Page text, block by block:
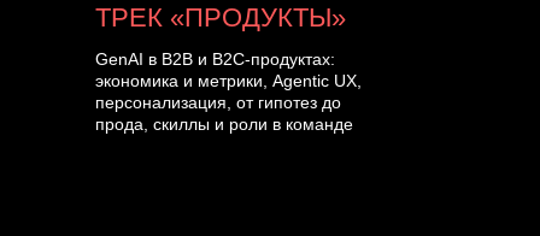
ТРЕК «ПРОДУКТЫ»
GenAI в B2B и B2C-продуктах:
экономика и метрики, Agentic UX,
персонализация, от гипотез до
прода, скиллы и роли в команде